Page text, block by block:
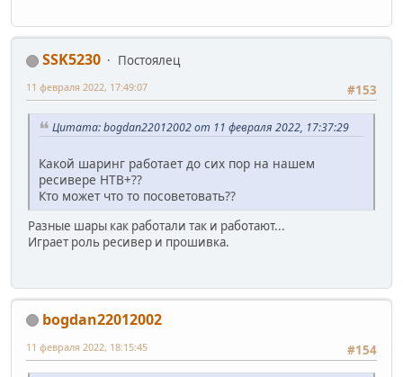
SSK5230
Постоялец
#153
11 февраля 2022, 17:49:07
Цитата: bogdan22012002 от 11 февраля 2022, 17:37:29
Какой шаринг работает до сих пор на нашем
ресивере НТВ+??
Кто может что то посоветовать??
Разные шары как работали так и работают...
Играет роль ресивер и прошивка.
bogdan22012002
#154
11 февраля 2022, 18:15:45